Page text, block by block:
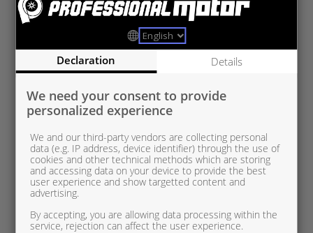
RE821942-0002
Renault/Opel 1,6 dCi Twin Turbo
Declaration Details
We need your consent to provide
personalized experience
We and our third-party vendors are collecting personal
data (e.g. IP address, device identifier) through the use of
cookies and other technical methods which are storing
and accessing data on your device to provide the best
user experience and show targetted content and
advertising.
By accepting, you are allowing data processing within the
service, rejection can affect the user experience.